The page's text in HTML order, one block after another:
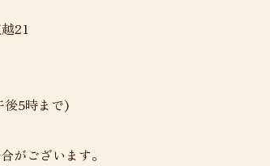
21
5時まで)
がございます。